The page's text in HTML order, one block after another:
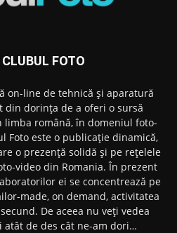
CLUBUL FOTO
on-line de tehnică și aparatură
din dorința de a oferi o sursă
română, în domeniul foto-
Foto este o publicație dinamică,
o prezență solidă și pe rețelele
video din Romania. În prezent
ei se concentrează pe
made, on demand, activitatea
De aceea nu veți vedea
atât de des cât ne-am dori…